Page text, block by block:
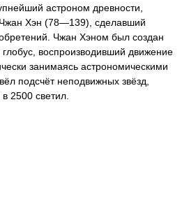
астроном древности,
Хэн (78—139), сделавший
Чжан Хэном был создан
воспроизводивший движение
занимаясь астрономическими
подсчёт неподвижных звёзд,
2500 светил.